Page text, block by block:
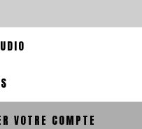
VOTRE COMPTE